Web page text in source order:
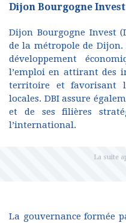
Dijon Bourgogne Invest
Dijon Bourgogne Invest
de la métropole de Dijon.
développement
l’emploi en attirant des
territoire et favorisant
locales. DBI assure
et de ses filières
l’international.
La gouvernance formée